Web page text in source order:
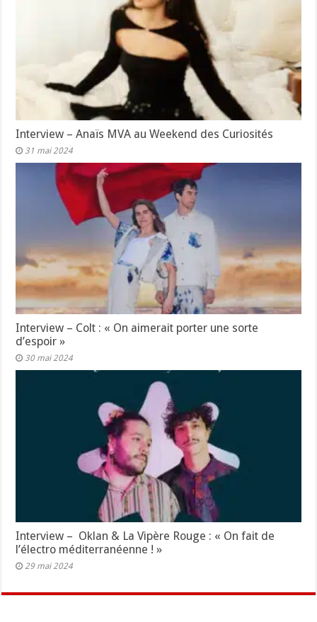
Interview – Anaïs MVA au Weekend des Curiosités
31 mai 2024
Interview – Colt : « On aimerait porter une sorte
d’espoir »
30 mai 2024
Interview – Oklan & La Vipère Rouge : « On fait de
l’électro méditerranéenne ! »
29 mai 2024